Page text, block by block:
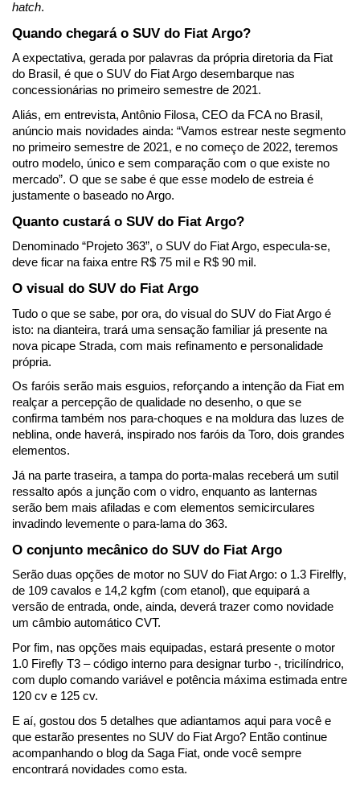
hatch.
Quando chegará o SUV do Fiat Argo?
A expectativa, gerada por palavras da própria diretoria da Fiat
do Brasil, é que o SUV do Fiat Argo desembarque nas
concessionárias no primeiro semestre de 2021.
Aliás, em entrevista, Antônio Filosa, CEO da FCA no Brasil,
anúncio mais novidades ainda: “Vamos estrear neste segmento
no primeiro semestre de 2021, e no começo de 2022, teremos
outro modelo, único e sem comparação com o que existe no
mercado”. O que se sabe é que esse modelo de estreia é
justamente o baseado no Argo.
Quanto custará o SUV do Fiat Argo?
Denominado “Projeto 363”, o SUV do Fiat Argo, especula-se,
deve ficar na faixa entre R$ 75 mil e R$ 90 mil.
O visual do SUV do Fiat Argo
Tudo o que se sabe, por ora, do visual do SUV do Fiat Argo é
isto: na dianteira, trará uma sensação familiar já presente na
nova picape Strada, com mais refinamento e personalidade
própria.
Os faróis serão mais esguios, reforçando a intenção da Fiat em
realçar a percepção de qualidade no desenho, o que se
confirma também nos para-choques e na moldura das luzes de
neblina, onde haverá, inspirado nos faróis da Toro, dois grandes
elementos.
Já na parte traseira, a tampa do porta-malas receberá um sutil
ressalto após a junção com o vidro, enquanto as lanternas
serão bem mais afiladas e com elementos semicirculares
invadindo levemente o para-lama do 363.
O conjunto mecânico do SUV do Fiat Argo
Serão duas opções de motor no SUV do Fiat Argo: o 1.3 Firelfly,
de 109 cavalos e 14,2 kgfm (com etanol), que equipará a
versão de entrada, onde, ainda, deverá trazer como novidade
um câmbio automático CVT.
Por fim, nas opções mais equipadas, estará presente o motor
1.0 Firefly T3 – código interno para designar turbo -, tricilíndrico,
com duplo comando variável e potência máxima estimada entre
120 cv e 125 cv.
E aí, gostou dos 5 detalhes que adiantamos aqui para você e
que estarão presentes no SUV do Fiat Argo? Então continue
acompanhando o blog da Saga Fiat, onde você sempre
encontrará novidades como esta.